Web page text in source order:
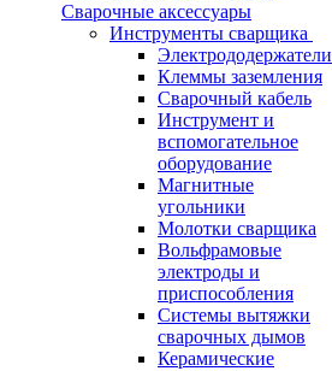
Сварочные аксессуары
Инструменты сварщика
Электрододержатели
Клеммы заземления
Сварочный кабель
Инструмент и
вспомогательное
оборудование
Магнитные
угольники
Молотки сварщика
Вольфрамовые
электроды и
приспособления
Системы вытяжки
сварочных дымов
Керамические